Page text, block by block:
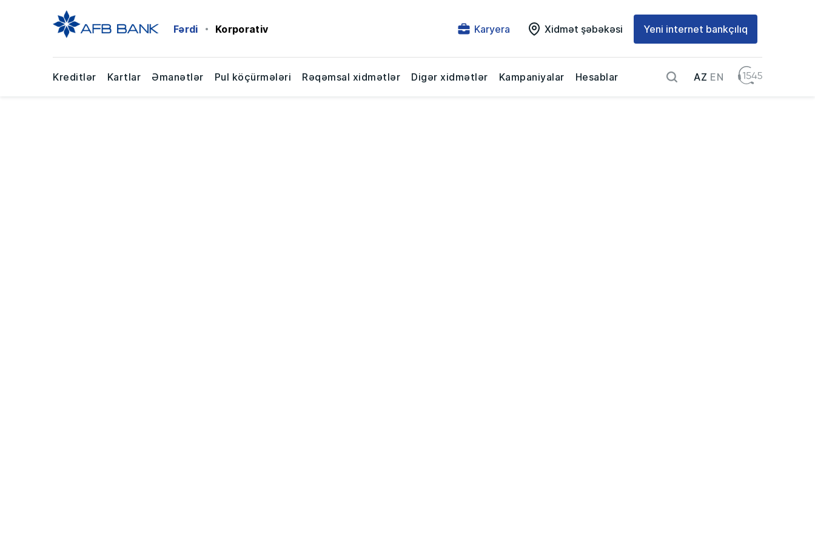
Fərdi Korporativ Karyera Xidmət şəbəkəsi Yeni internet bankçılıq
Kreditlər Kartlar Əmanətlər Pul köçürmələri Rəqəmsal xidmətlər Digər xidmətlər Kampaniyalar Hesablar AZ EN